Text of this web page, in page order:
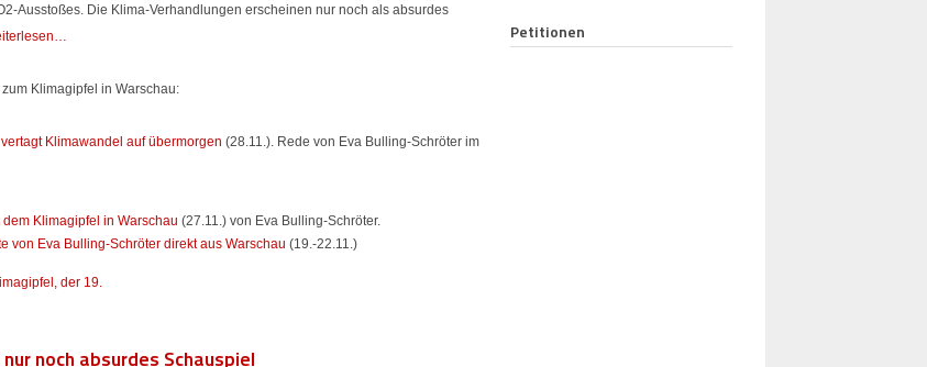
Ausstoßes. Die Klima-Verhandlungen erscheinen nur noch als absurdes
Klimagipfel in Warschau:
Klimawandel auf übermorgen (28.11.). Rede von Eva Bulling-Schröter im
Klimagipfel in Warschau (27.11.) von Eva Bulling-Schröter.
von Eva Bulling-Schröter direkt aus Warschau(19.-22.11.)
der 19.
noch absurdes Schauspiel
Petitionen